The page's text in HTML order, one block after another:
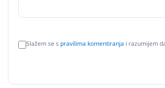
Slažem se s pravilima komentiranja i razumijem